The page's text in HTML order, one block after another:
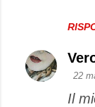
22
Il